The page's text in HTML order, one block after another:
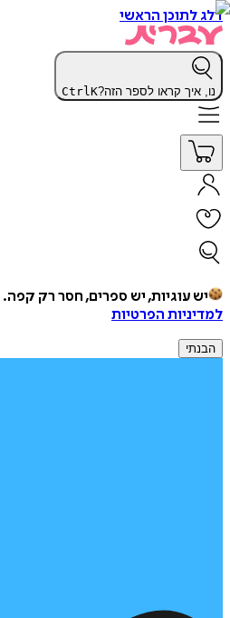
דלג לתוכן הראשי
נו, איך קראו לספר הזה? CtrlK
יש עוגיות, יש ספרים, חסר רק קפה.
למדיניות הפרטיות
הבנתי